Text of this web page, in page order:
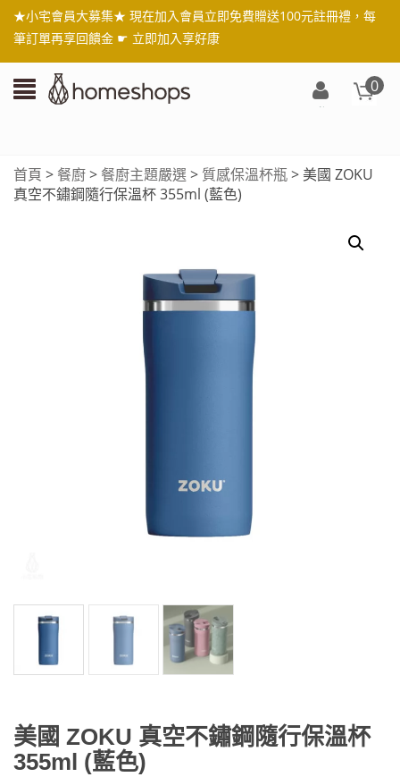
★小宅會員大募集★ 現在加入會員立即免費贈送100元註冊禮，每
筆訂單再享回饋金 ☛ 立即加入享好康
0
冊
首頁 > 餐廚> 餐廚主題嚴選> 質感保溫杯瓶> 美國 ZOKU
真空不鏽鋼隨行保溫杯 355ml (藍色)
美國 ZOKU 真空不鏽鋼隨行保溫杯
355ml (藍色)